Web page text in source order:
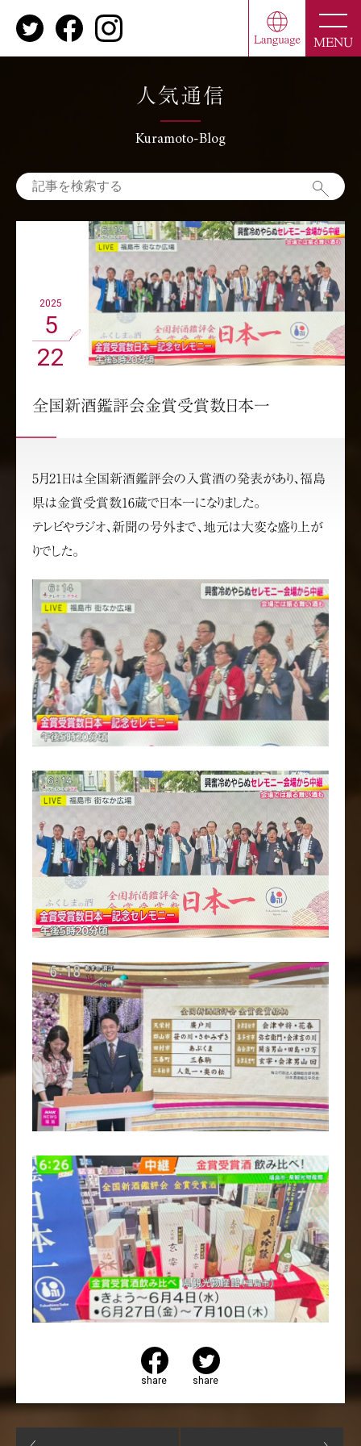
MENU
人気通信
Kuramoto-Blog
2025
5
22
全国新酒鑑評会金賞受賞数日本一
5月21日は全国新酒鑑評会の入賞酒の発表があり、福島
県は金賞受賞数16蔵で日本一になりました。
テレビやラジオ、新聞の号外まで、地元は大変な盛り上が
りでした。
share share